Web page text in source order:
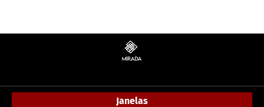
Janelas